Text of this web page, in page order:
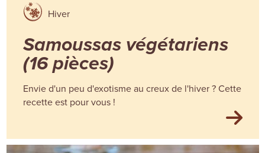
Hiver
Samoussas végétariens
(16 pièces)
Envie d'un peu d'exotisme au creux de l'hiver ? Cette
recette est pour vous !